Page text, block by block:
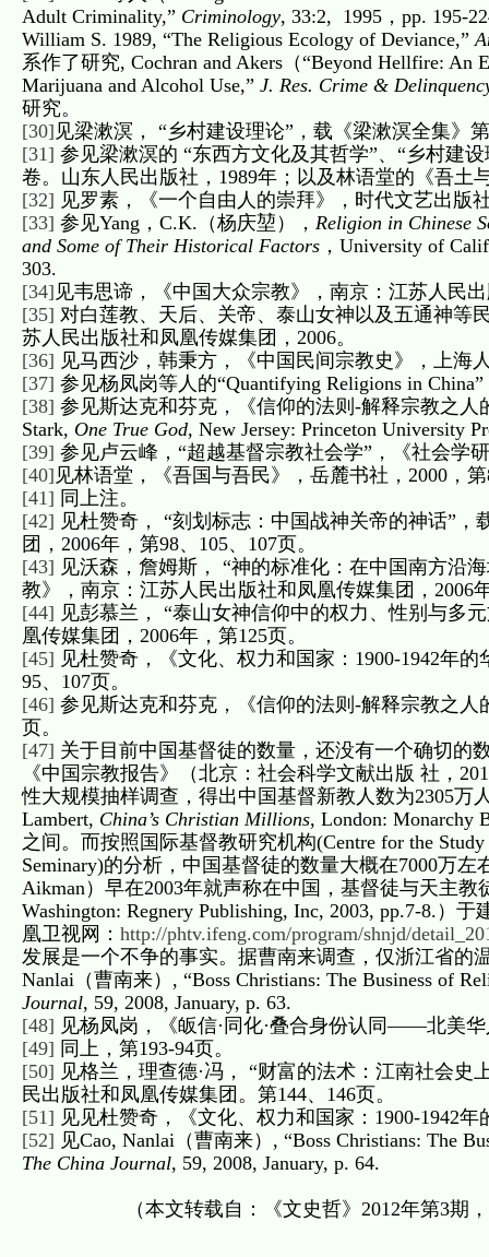
Adult Criminality,” Criminology, 33:2, 1995，pp. 195-
William S. 1989, “The Religious Ecology of Deviance,”
系作了研究, Cochran and Akers（“Beyond Hellfire: An
Marijuana and Alcohol Use,” J. Res. Crime &
研究。
[30] 见梁漱溟， “乡村建设理论”，载《梁漱溟全集》
[31] 参见梁漱溟的 “东西方文化及其哲学”、“乡村建
卷。山东人民出版社，1989年；以及林语堂的《吾土
[32] 见罗素，《一个自由人的崇拜》，时代文艺出版
[33] 参见Yang，C.K.（杨庆堃）， Religion in Chinese
and Some of Their Historical Factors，University of
303.
[34] 见韦思谛，《中国大众宗教》，南京：江苏人民
[35] 对白莲教、天后、关帝、泰山女神以及五通神等
苏人民出版社和凤凰传媒集团，2006。
[36] 见马西沙，韩秉方，《中国民间宗教史》，上海
[37] 参见杨凤岗等人的“Quantifying Religions in
[38] 参见斯达克和芬克，《信仰的法则-解释宗教之
Stark, One True God, New Jersey: Princeton University
[39] 参见卢云峰，“超越基督宗教社会学”，《社会学
[40] 见林语堂，《吾国与吾民》，岳麓书社，2000，
[41] 同上注。
[42] 见杜赞奇， “刻划标志：中国战神关帝的神话”
团，2006年，第98、105、107页。
[43] 见沃森，詹姆斯， “神的标准化：在中国南方沿
教》，南京：江苏人民出版社和凤凰传媒集团，2006
[44] 见彭慕兰， “泰山女神信仰中的权力、性别与多
凰传媒集团，2006年，第125页。
[45] 见杜赞奇，《文化、权力和国家：1900-1942年
95、107页。
[46] 参见斯达克和芬克，《信仰的法则-解释宗教之
页。
[47] 关于目前中国基督徒的数量，还没有一个确切的
《中国宗教报告》（北京：社会科学文献出版 社，
性大规模抽样调查，得出中国基督新教人数为2305万
Lambert, China’s Christian Millions, London: Monarchy
之间。而按照国际基督教研究机构(Centre for the
Seminary)的分析，中国基督徒的数量大概在7000万
Aikman）早在2003年就声称在中国，基督徒与天主教
Washington: Regnery Publishing, Inc, 2003, pp.7-8.）
凰卫视网： http://phtv.ifeng.com/program/shnjd/
发展是一个不争的事实。据曹南来调查，仅浙江省的
Nanlai（曹南来）, “Boss Christians: The Business of
Journal, 59, 2008, January, p. 63.
[48] 见杨凤岗，《皈信·同化·叠合身份认同——北美
[49] 同上，第193-94页。
[50] 见格兰，理查德·冯， “财富的法术：江南社会
民出版社和凤凰传媒集团。第144、146页。
[51] 见见杜赞奇，《文化、权力和国家：1900-1942
[52] 见Cao, Nanlai（曹南来）, “Boss Christians: The
The China Journal, 59, 2008, January, p. 64.
（本文转载自：《文史哲》2012年第3